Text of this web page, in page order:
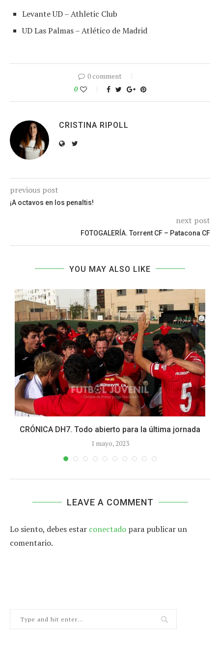
Levante UD – Athletic Club
UD Las Palmas – Atlético de Madrid
0 comment
0
CRISTINA RIPOLL
previous post
¡A octavos en los penaltis!
next post
FOTOGALERÍA. Torrent CF – Patacona CF
YOU MAY ALSO LIKE
CRÓNICA DH7. Todo abierto para la última jornada
1 mayo, 2023
LEAVE A COMMENT
Lo siento, debes estar conectado para publicar un
comentario.